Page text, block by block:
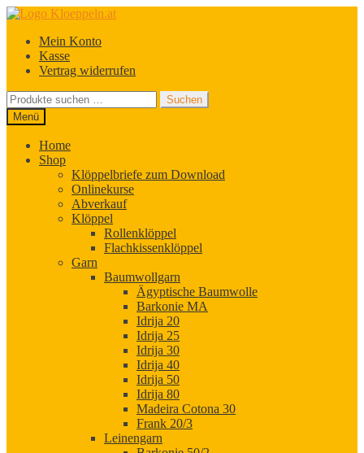
Zur
springen
Zum
springenMein Konto
Kasse
Vertrag widerrufen
Suchen
nach:
Suchen
Menü
Home
Shop
Klöppelbriefe zum Download
Onlinekurse
Abverkauf
Klöppel
Rollenklöppel
Flachkissenklöppel
Garn
Baumwollgarn
Ägyptische Baumwolle
Barkonie MA
Idrija 20
Idrija 25
Idrija 30
Idrija 40
Idrija 50
Idrija 80
Madeira Cotona 30
Frank 20/3
Leinengarn